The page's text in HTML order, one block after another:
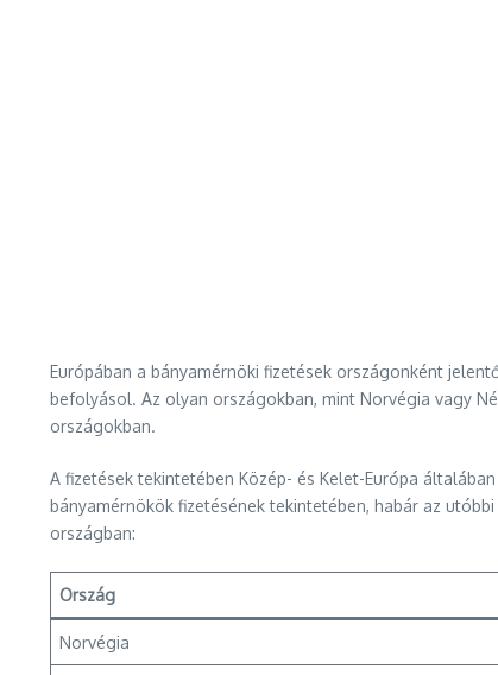
Európában a bányamérnöki fizetések országonként
befolyásol. Az olyan országokban, mint Norvégia vagy
országokban.
A fizetések tekintetében Közép- és Kelet-Európa
bányamérnökök fizetésének tekintetében, habár az
országban:
Ország
Norvégia